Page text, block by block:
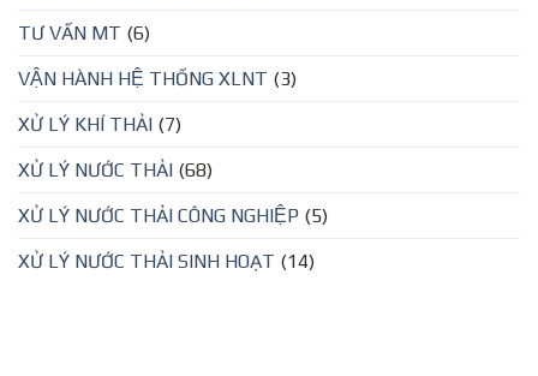
TƯ VẤN MT (6)
VẬN HÀNH HỆ THỐNG XLNT (3)
XỬ LÝ KHÍ THẢI (7)
XỬ LÝ NƯỚC THẢI (68)
XỬ LÝ NƯỚC THẢI CÔNG NGHIỆP (5)
XỬ LÝ NƯỚC THẢI SINH HOẠT (14)